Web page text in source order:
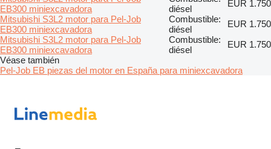
EB300 miniexcavadora
diésel
EUR 1.750
Mitsubishi S3L2 motor para Pel-Job
EB300 miniexcavadora
Combustible:
diésel
EUR 1.750
Mitsubishi S3L2 motor para Pel-Job
EB300 miniexcavadora
Combustible:
diésel
EUR 1.750
Véase también
Pel-Job EB piezas del motor en España para miniexcavadora